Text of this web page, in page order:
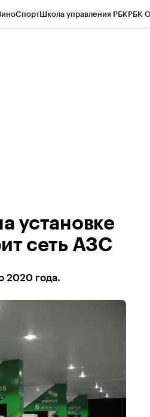
СпортШкола управления РБКРБК
установке
сеть АЗС
2020 года.